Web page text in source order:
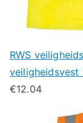
RWS
veiligheidsvest
€12.04